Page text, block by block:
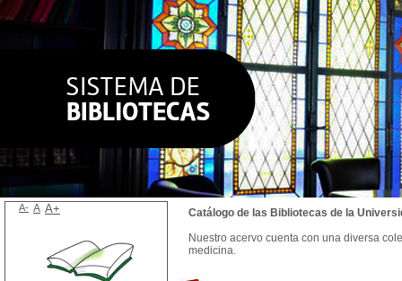
Catálogo de las Bibliotecas de la
Nuestro acervo cuenta con una diversa
medicina.
A- A A+